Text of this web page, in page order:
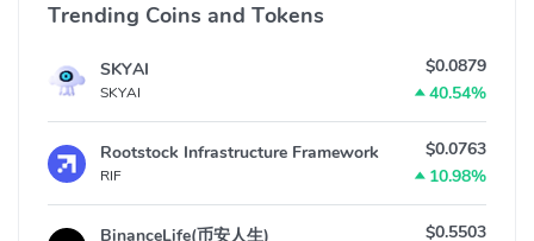
Trending Coins and Tokens
SKYAI
SKYAI
$0.0879
40.54%
Rootstock Infrastructure Framework
RIF
$0.0763
10.98%
BinanceLife(币安人生)
$0.5503